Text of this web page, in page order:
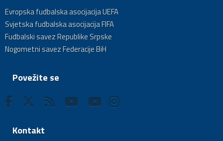
Evropska fudbalska asocijacija UEFA
Svjetska fudbalska asocijacija FIFA
Fudbalski savez Republike Srpske
Nogometni savez Federacije BiH
Povežite se
Kontakt